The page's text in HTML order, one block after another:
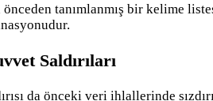
tanımlanmış bir kelime
Saldırıları
da önceki veri ihlallerinde